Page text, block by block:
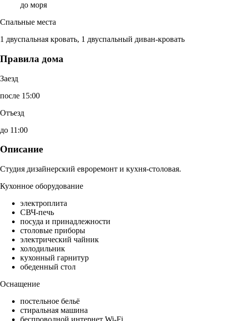
до моря
Спальные места
1 двуспальная кровать, 1 двуспальный диван-кровать
Правила дома
Заезд
после 15:00
Отъезд
до 11:00
Описание
Студия дизайнерский евроремонт и кухня-столовая.
Кухонное оборудование
электроплита
СВЧ-печь
посуда и принадлежности
столовые приборы
электрический чайник
холодильник
кухонный гарнитур
обеденный стол
Оснащение
постельное бельё
стиральная машина
беспроводной интернет Wi-Fi